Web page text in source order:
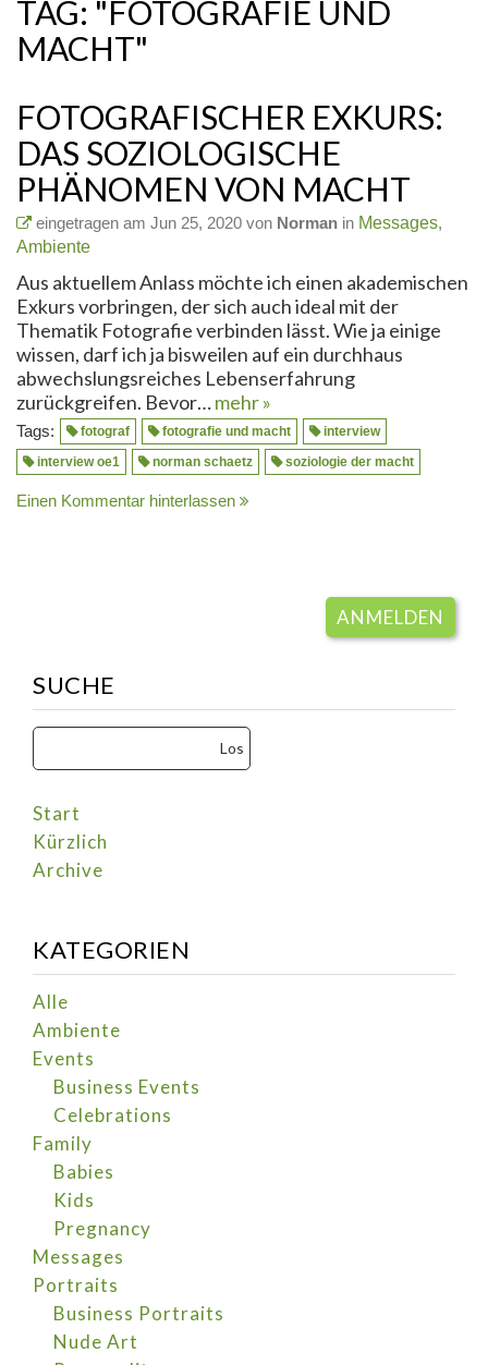
TAG: "FOTOGRAFIE UND
MACHT"
FOTOGRAFISCHER EXKURS:
DAS SOZIOLOGISCHE
PHÄNOMEN VON MACHT
eingetragen am Jun 25, 2020 von Norman in Messages,
Ambiente
Aus aktuellem Anlass möchte ich einen akademischen
Exkurs vorbringen, der sich auch ideal mit der
Thematik Fotografie verbinden lässt. Wie ja einige
wissen, darf ich ja bisweilen auf ein durchhaus
abwechslungsreiches Lebenserfahrung
zurückgreifen. Bevor…mehr »
Tags: fotograf fotografie und macht
interview
interview oe1
norman schaetz soziologie der macht
Einen Kommentar hinterlassen
ANMELDEN
SUCHE
Start
Kürzlich
Archive
KATEGORIEN
Alle
Ambiente
Events
Business Events
Celebrations
Family
Babies
Kids
Pregnancy
Messages
Portraits
Business Portraits
Nude Art